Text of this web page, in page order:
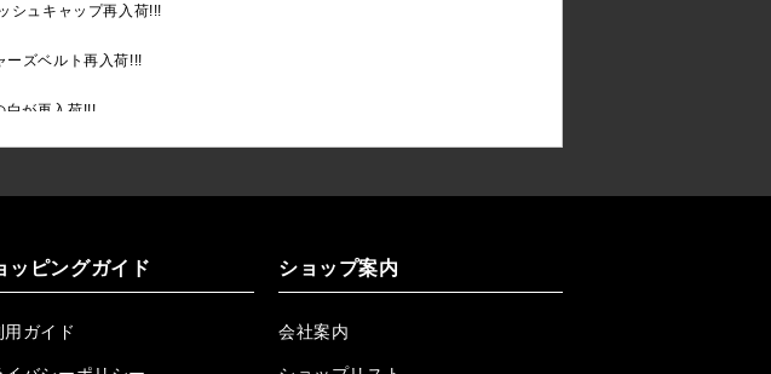
シュキャップ再入荷!!!
ーズベルト再入荷!!!
白が再入荷!!!
ンツ再入荷!!!
ッピングガイド
用ガイド
ショップ案内
会社案内